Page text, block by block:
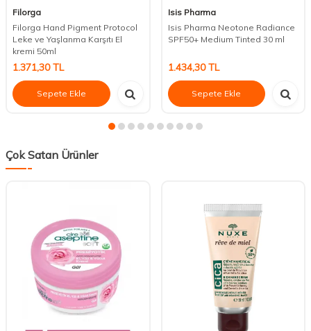
Filorga
Filorga Hand Pigment Protocol
Leke ve Yaşlanma Karşıtı El
kremi 50ml
1.371,30TL
Sepete Ekle
Isis Pharma
Isis Pharma Neotone Radiance
SPF50+ Medium Tinted 30 ml
1.434,30TL
Sepete Ekle
Çok Satan Ürünler